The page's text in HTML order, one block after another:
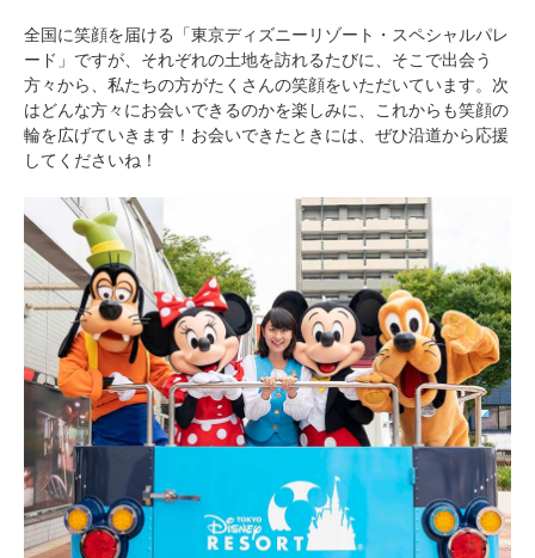
全国に笑顔を届ける「東京ディズニーリゾート・スペシャルパレ
ード」ですが、それぞれの土地を訪れるたびに、そこで出会う
方々から、私たちの方がたくさんの笑顔をいただいています。次
はどんな方々にお会いできるのかを楽しみに、これからも笑顔の
輪を広げていきます！お会いできたときには、ぜひ沿道から応援
してくださいね！